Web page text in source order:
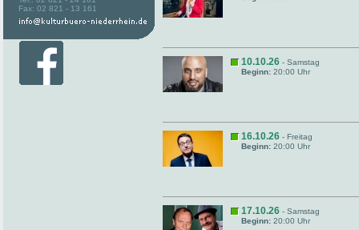
Fax: 02 821 - 13 161
10.10.26 - Samstag
Beginn: 20:00 Uhr
16.10.26 - Freitag
Beginn: 20:00 Uhr
17.10.26 - Samstag
Beginn: 20:00 Uhr